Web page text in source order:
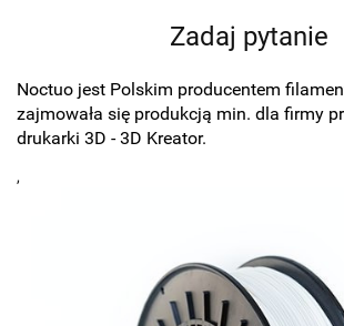
Zadaj pytanie
Noctuo jest Polskim producentem
zajmowała się produkcją min. dla firmy
drukarki 3D - 3D Kreator.
,